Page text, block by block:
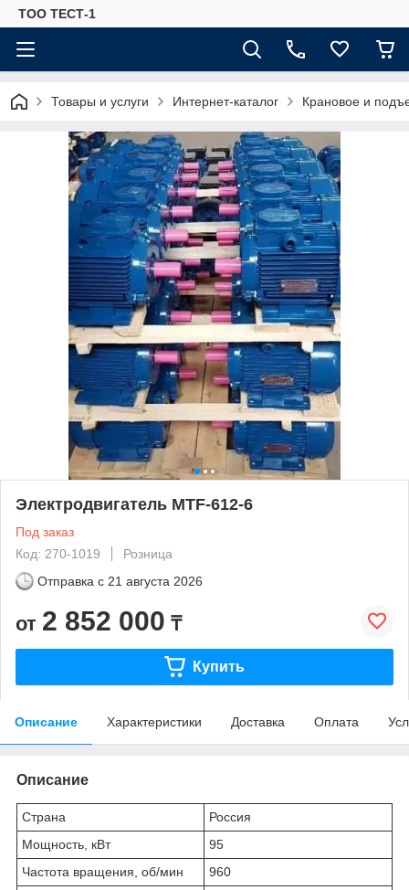
ТОО ТЕСТ-1
Товары и услуги Интернет-каталог Крановое и
Электродвигатель MTF-612-6
Под заказ
Код: 270-1019
Розница
Отправка с 21 августа 2026
от 2 852 000 ₸
Купить
Описание Характеристики Доставка Оплата
Описание
Страна
Россия
Мощность, кВт
95
Частота вращения, об/мин
960